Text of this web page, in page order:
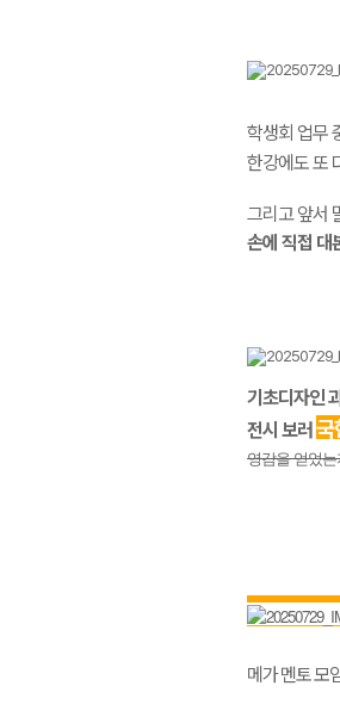
학생회 업무
한강에도 또
그리고 앞서
손에 직접 대
기초디자인
전시 보러 국
영감을 얻었
메가멘토모